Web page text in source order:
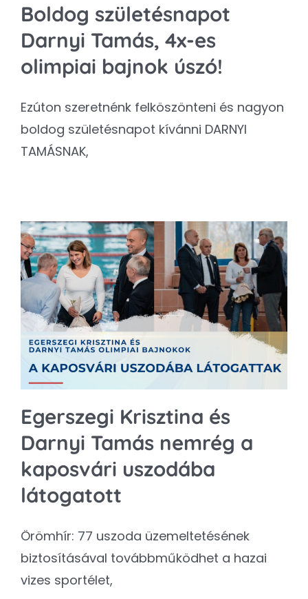
Boldog születésnapot
Darnyi Tamás, 4x-es
olimpiai bajnok úszó!
Ezúton szeretnénk felköszönteni és nagyon
boldog születésnapot kívánni DARNYI
TAMÁSNAK,
Egerszegi Krisztina és
Darnyi Tamás nemrég a
kaposvári uszodába
látogatott
Örömhír: 77 uszoda üzemeltetésének
biztosításával továbbműködhet a hazai
vizes sportélet,